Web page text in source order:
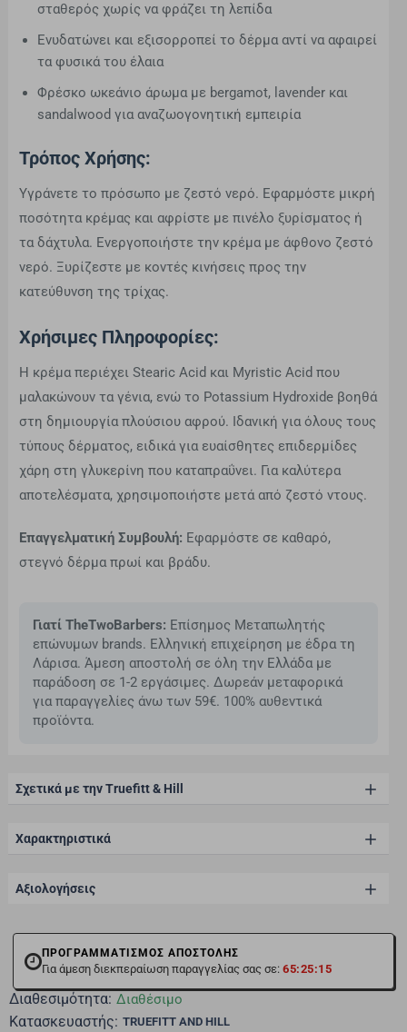
σταθερός χωρίς να φράζει τη λεπίδα
Ενυδατώνει και εξισορροπεί το δέρμα αντί να αφαιρεί
τα φυσικά του έλαια
Φρέσκο ωκεάνιο άρωμα με bergamot, lavender και
sandalwood για αναζωογονητική εμπειρία
Τρόπος Χρήσης:
Υγράνετε το πρόσωπο με ζεστό νερό. Εφαρμόστε μικρή
ποσότητα κρέμας και αφρίστε με πινέλο ξυρίσματος ή
τα δάχτυλα. Ενεργοποιήστε την κρέμα με άφθονο ζεστό
νερό. Ξυρίζεστε με κοντές κινήσεις προς την
κατεύθυνση της τρίχας.
Χρήσιμες Πληροφορίες:
Η κρέμα περιέχει Stearic Acid και Myristic Acid που
μαλακώνουν τα γένια, ενώ το Potassium Hydroxide βοηθά
στη δημιουργία πλούσιου αφρού. Ιδανική για όλους τους
τύπους δέρματος, ειδικά για ευαίσθητες επιδερμίδες
χάρη στη γλυκερίνη που καταπραΰνει. Για καλύτερα
αποτελέσματα, χρησιμοποιήστε μετά από ζεστό ντους.
Επαγγελματική Συμβουλή: Εφαρμόστε σε καθαρό,
στεγνό δέρμα πρωί και βράδυ.
Γιατί TheTwoBarbers: Επίσημος Μεταπωλητής
επώνυμων brands. Ελληνική επιχείρηση με έδρα τη
Λάρισα. Άμεση αποστολή σε όλη την Ελλάδα με
παράδοση σε 1-2 εργάσιμες. Δωρεάν μεταφορικά
για παραγγελίες άνω των 59€. 100% αυθεντικά
προϊόντα.
Σχετικά με την Truefitt & Hill
Χαρακτηριστικά
Αξιολογήσεις
ΠΡΟΓΡΑΜΜΑΤΙΣΜΟΣ ΑΠΟΣΤΟΛΗΣ
Για άμεση διεκπεραίωση παραγγελίας σας σε: 65:25:15
Διαθεσιμότητα: Διαθέσιμο
Κατασκευαστής: TRUEFITT AND HILL